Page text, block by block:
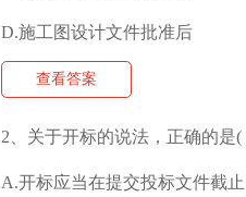
D.施工图设计文件批准后
查看答案
2、关于开标的说法，正确的
A.开标应当在提交投标文件截